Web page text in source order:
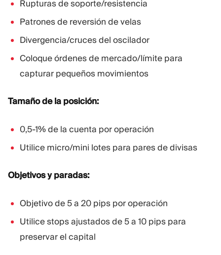
Rupturas de soporte/resistencia
Patrones de reversión de velas
Divergencia/cruces del oscilador
Coloque órdenes de mercado/límite para
capturar pequeños movimientos
Tamaño de la posición:
0,5-1% de la cuenta por operación
Utilice micro/mini lotes para pares de divisas
Objetivos y paradas:
Objetivo de 5 a 20 pips por operación
Utilice stops ajustados de 5 a 10 pips para
preservar el capital